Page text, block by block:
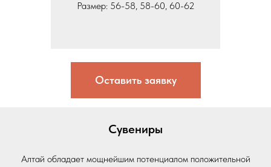
Размер: 56-58, 58-60, 60-62
Оставить заявку
Сувениры
Алтай обладает мощнейшим потенциалом положительной